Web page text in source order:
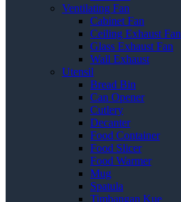
Ventilating Fan
Cabinet Fan
Ceiling Exhaust Fan
Glass Exhaust Fan
Wall Exhaust
Utensil
Bread Bin
Can Opener
Cutlery
Decanter
Food Container
Food Slicer
Food Warmer
Mug
Spatula
Timbangan Kue